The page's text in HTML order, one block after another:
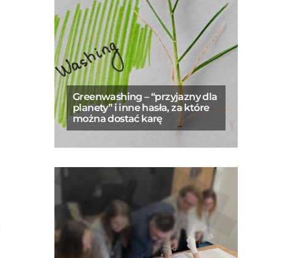
Greenwashing – “przyjazny dla
planety” i inne hasła, za które
można dostać karę